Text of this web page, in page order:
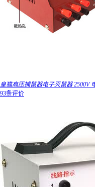
皇猫高压捕鼠器电子灭鼠器 2500V
93条评价